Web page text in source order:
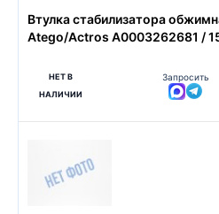
Втулка стабилизатора
Atego/Actros A0003262681 /
НЕТ В
НАЛИЧИИ
Запросить